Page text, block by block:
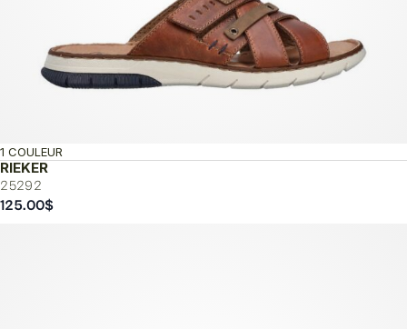
RIEKER
25292
1 COULEUR
125.00$